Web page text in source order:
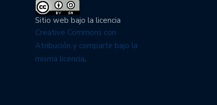
Sitio web bajo la licencia
Creative Commons con
Atribución y compartir bajo la
misma licencia.